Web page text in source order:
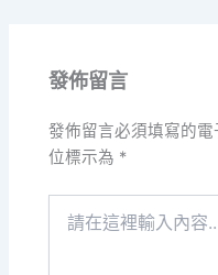
發佈留言
發佈留言必須填寫的電
位標示為 *